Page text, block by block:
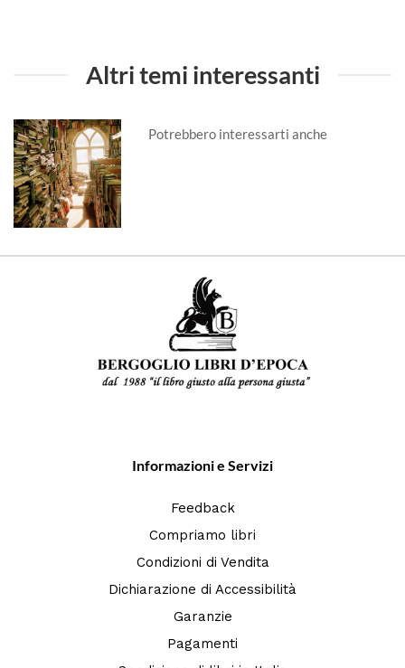
Altri temi interessanti
Potrebbero interessarti anche
Informazioni e Servizi
Feedback
Compriamo libri
Condizioni di Vendita
Dichiarazione di Accessibilità
Garanzie
Pagamenti